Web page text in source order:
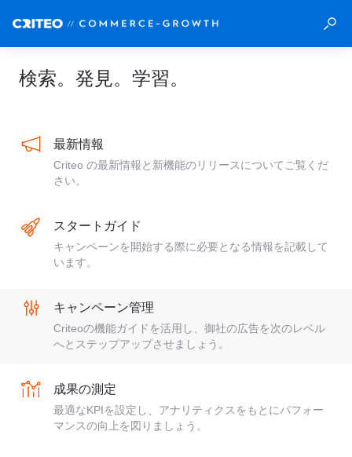
検索。発見。学習。
最新情報
Criteo の最新情報と新機能のリリースについてご覧くだ
さい。
スタートガイド
キャンペーンを開始する際に必要となる情報を記載して
います。
キャンペーン管理
Criteoの機能ガイドを活用し、御社の広告を次のレベル
へとステップアップさせましょう。
成果の測定
最適なKPIを設定し、アナリティクスをもとにパフォー
マンスの向上を図りましょう。